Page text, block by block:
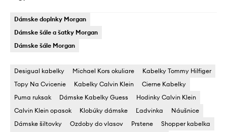
Dámske doplnky Morgan
Dámske šále a šatky Morgan
Dámske šále Morgan
Desigual kabelky Michael Kors okuliare
Kabelky Tommy Hilfiger
Topy Na Cvicenie
Kabelky Calvin Klein
Cierne Kabelky
Puma ruksak
Dámske Kabelky Guess
Hodinky Calvin Klein
Calvin Klein opasok
Klobúky dámske Ľadvinka
Náušnice
Dámske šiltovky
Ozdoby do vlasov Prstene Shopper kabelka